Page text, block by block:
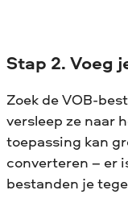
Stap 2. Voeg
Zoek de VOB-
versleep ze naar
toepassing kan
converteren – er
bestanden je